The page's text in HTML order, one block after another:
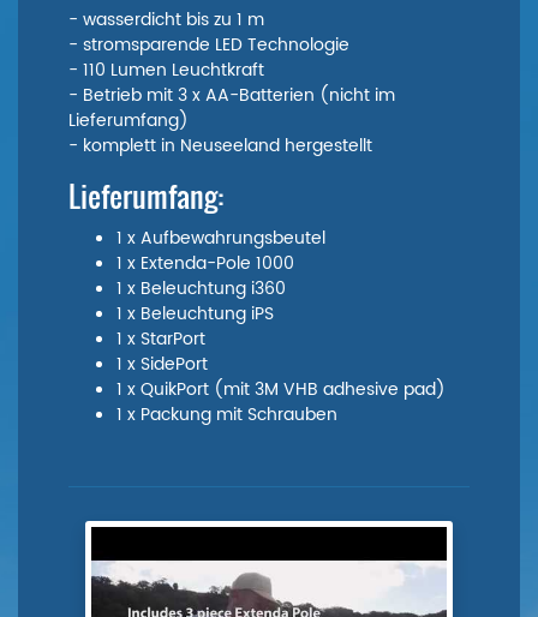
- wasserdicht bis zu 1 m
- stromsparende LED Technologie
- 110 Lumen Leuchtkraft
- Betrieb mit 3 x AA-Batterien (nicht im
Lieferumfang)
- komplett in Neuseeland hergestellt
Lieferumfang:
1 x Aufbewahrungsbeutel
1 x Extenda-Pole 1000
1 x Beleuchtung i360
1 x Beleuchtung iPS
1 x StarPort
1 x SidePort
1 x QuikPort (mit 3M VHB adhesive pad)
1 x Packung mit Schrauben